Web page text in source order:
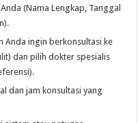
(Nama Lengkap, Tanggal
Anda ingin berkonsultasi ke
dan pilih dokter spesialis
dan jam konsultasi yang